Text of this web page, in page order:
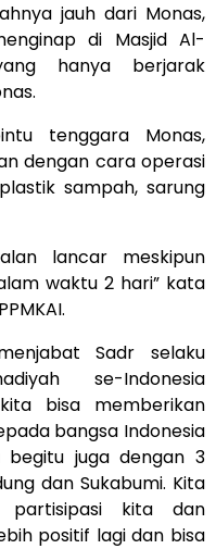
jauh dari Monas,
di Masjid Al-
hanya berjarak
tenggara Monas,
dengan cara operasi
sampah, sarung
lancar meskipun
waktu 2 hari” kata
Sadr selaku
se-Indonesia
bisa memberikan
bangsa Indonesia
begitu juga dengan 3
dan Sukabumi. Kita
partisipasi kita dan
positif lagi dan bisa